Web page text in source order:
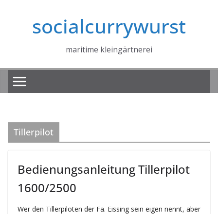
socialcurrywurst
maritime kleingärtnerei
Tillerpilot
Bedienungsanleitung Tillerpilot
1600/2500
Wer den Tillerpiloten der Fa. Eissing sein eigen nennt, aber